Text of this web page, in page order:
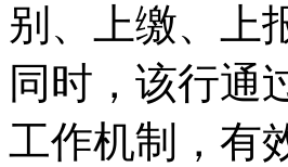
别、上缴、上
同时，该行通
工作机制，有